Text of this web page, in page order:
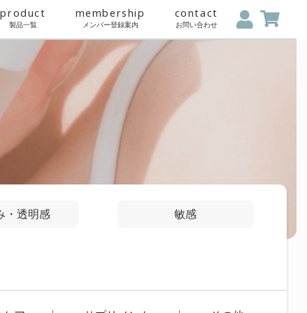
skin care shindan
スキンケア診断
product
製品一覧